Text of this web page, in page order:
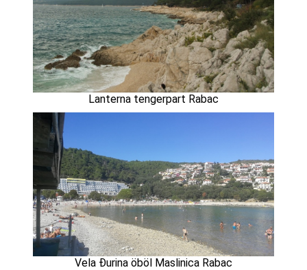
Lanterna tengerpart Rabac
Vela Đurina öböl Maslinica Rabac